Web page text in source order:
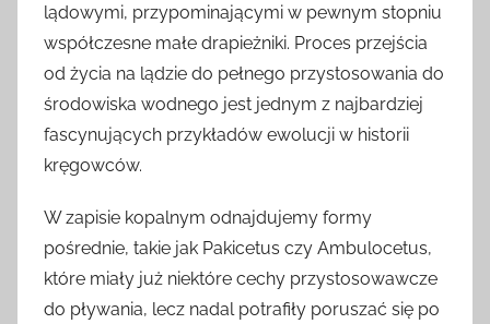
lądowymi, przypominającymi w pewnym stopniu
współczesne małe drapieżniki. Proces przejścia
od życia na lądzie do pełnego przystosowania do
środowiska wodnego jest jednym z najbardziej
fascynujących przykładów ewolucji w historii
kręgowców.
W zapisie kopalnym odnajdujemy formy
pośrednie, takie jak Pakicetus czy Ambulocetus,
które miały już niektóre cechy przystosowawcze
do pływania, lecz nadal potrafiły poruszać się po